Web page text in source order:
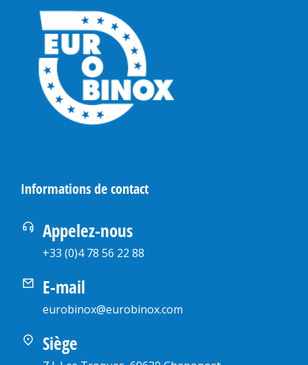
Informations de contact
Appelez-nous
+33 (0)4 78 56 22 88
E-mail
eurobinox@eurobinox.com
Siège